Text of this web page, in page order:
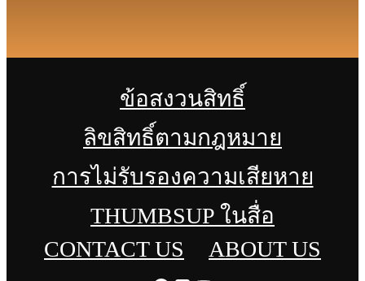
ข้อสงวนสิทธิ์
ลิขสิทธิ์ตามกฎหมาย
การไม่รับรองความเสียหาย
THUMBSUP ในสื่อ
CONTACT US
ABOUT US